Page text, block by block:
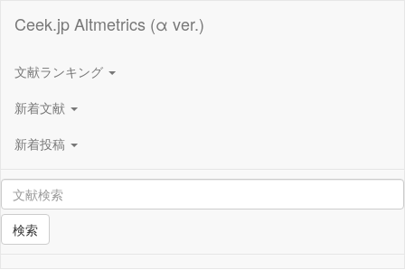
Ceek.jp Altmetrics (α ver.)
文献ランキング
新着文献
新着投稿
検索